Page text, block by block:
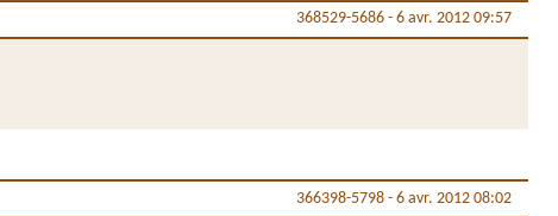
368529-5686 - 6 avr. 2012 09:57
366398-5798 - 6 avr. 2012 08:02